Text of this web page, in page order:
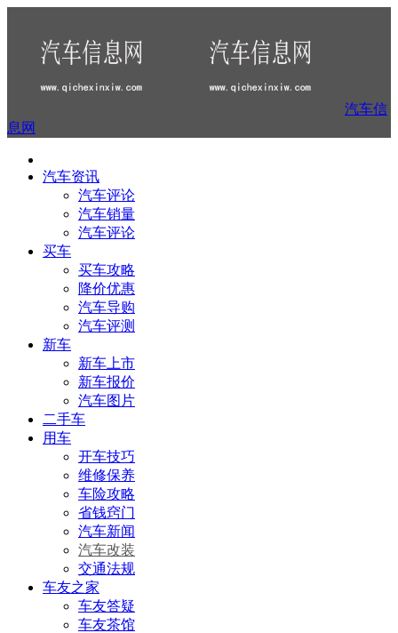
汽车信
息网
汽车资讯
汽车评论
汽车销量
汽车评论
买车
买车攻略
降价优惠
汽车导购
汽车评测
新车
新车上市
新车报价
汽车图片
二手车
用车
开车技巧
维修保养
车险攻略
省钱窍门
汽车新闻
汽车改装
交通法规
车友之家
车友答疑
车友茶馆